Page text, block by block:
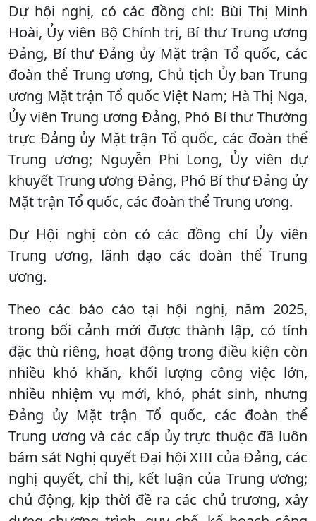
Dự hội nghị, có các đồng chí: Bùi Thị Minh
Hoài, Ủy viên Bộ Chính trị, Bí thư Trung ương
Đảng, Bí thư Đảng ủy Mặt trận Tổ quốc, các
đoàn thể Trung ương, Chủ tịch Ủy ban Trung
ương Mặt trận Tổ quốc Việt Nam; Hà Thị Nga,
Ủy viên Trung ương Đảng, Phó Bí thư Thường
trực Đảng ủy Mặt trận Tổ quốc, các đoàn thể
Trung ương; Nguyễn Phi Long, Ủy viên dự
khuyết Trung ương Đảng, Phó Bí thư Đảng ủy
Mặt trận Tổ quốc, các đoàn thể Trung ương.
Dự Hội nghị còn có các đồng chí Ủy viên
Trung ương, lãnh đạo các đoàn thể Trung
ương.
Theo các báo cáo tại hội nghị, năm 2025,
trong bối cảnh mới được thành lập, có tính
đặc thù riêng, hoạt động trong điều kiện còn
nhiều khó khăn, khối lượng công việc lớn,
nhiều nhiệm vụ mới, khó, phát sinh, nhưng
Đảng ủy Mặt trận Tổ quốc, các đoàn thể
Trung ương và các cấp ủy trực thuộc đã luôn
bám sát Nghị quyết Đại hội XIII của Đảng, các
nghị quyết, chỉ thị, kết luận của Trung ương;
chủ động, kịp thời đề ra các chủ trương, xây